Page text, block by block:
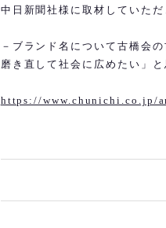
中日新聞社様に取材していた
－ブランド名について古橋会
磨き直して社会に広めたい」と
https://www.chunichi.co.jp/